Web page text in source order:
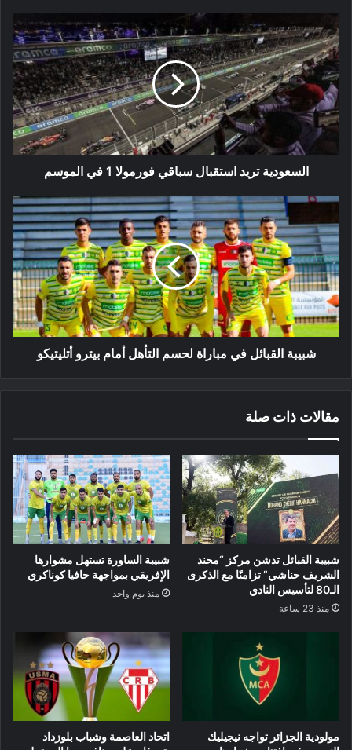
السعودية
تريد
استقبال
سباقي
فورمولا
1
في
الموسم
السعودية تريد استقبال سباقي فورمولا 1 في الموسم
شبيبة
في
مباراة
لحسم
التأهل
أمام
بيترو
أتليتيكو
شبيبة القبائل في مباراة لحسم التأهل أمام بيترو أتليتيكو
مقالات ذات صلة
شبيبة القبائل تدشن مركز “محند
الشريف حناشي” تزامنًا مع الذكرى
الـ80 لتأسيس النادي
منذ 23 ساعة
شبيبة الساورة تستهل مشوارها
الإفريقي بمواجهة حافيا كوناكري
منذ يوم واحد
مولودية الجزائر تواجه نيجيليك
اتحاد العاصمة وشباب بلوزداد